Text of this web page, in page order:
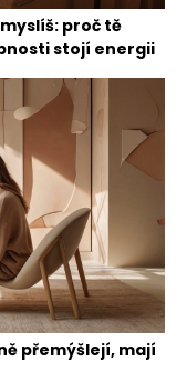
proč tě
stojí energii
přemýšlejí, mají